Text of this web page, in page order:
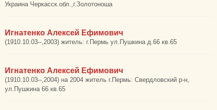
Украина Черкасск.обл.,г.Золотоноша
Игнатенко Алексей Ефимович
(1910.10.03--,2003) житель: г.Пермь ул.Пушкина д.66 кв.65
Игнатенко Алексей Ефимович
(1910.10.03--,2004) на 2004 житель г.Пермь: Свердловский р-н,
ул.Пушкина 66 кв.65